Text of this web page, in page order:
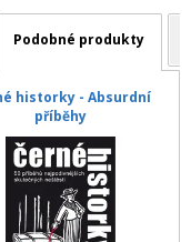
Podobné produkty
historky - Absurdní
příběhy